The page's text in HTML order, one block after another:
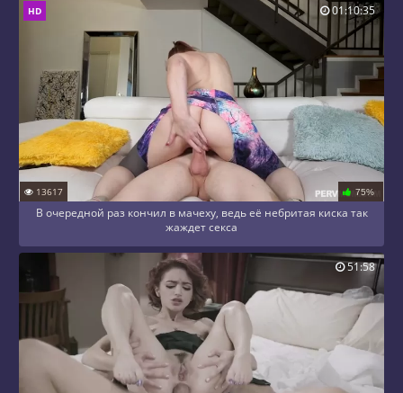
13617 75%
В очередной раз кончил в мачеху, ведь её небритая киска так
жаждет секса
HD 01:10:35
51:58